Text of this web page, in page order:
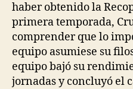
haber obtenido la
primera temporada,
comprender que lo
equipo asumiese su
equipo bajó su
jornadas y concluyó el